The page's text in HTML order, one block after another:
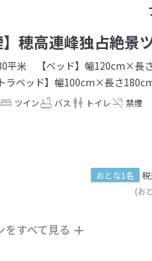
】穂高連峰独占絶景
平米
【ベッド】幅120cm×長
ラベッド】幅100cm×長さ180cm
ツイン バス トイレ 禁煙
おとな1名
(お
をすべて見る